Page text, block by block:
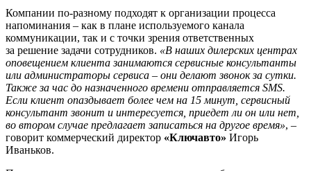
Компании по-разному подходят к организации процесса
напоминания – как в плане используемого канала
коммуникации, так и с точки зрения ответственных
за решение задачи сотрудников. «В наших дилерских центрах
оповещением клиента занимаются сервисные консультанты
или администраторы сервиса – они делают звонок за сутки.
Также за час до назначенного времени отправляется SMS.
Если клиент опаздывает более чем на 15 минут, сервисный
консультант звонит и интересуется, приедет ли он или нет,
во втором случае предлагает записаться на другое время», –
говорит коммерческий директор «Ключавто» Игорь
Иваньков.